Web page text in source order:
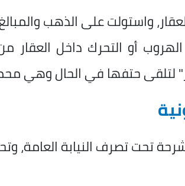
واستولت على الذهب والمبالغ
الهروب أو التحرك داخل العقار
حتفها في الحال وهي
تحت تصرف النيابة العامة،